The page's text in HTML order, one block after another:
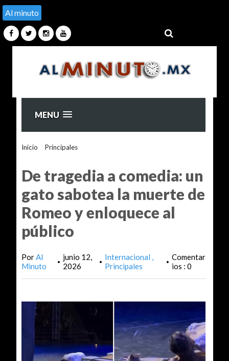
Al minuto
MENU
Inicio Principales>
De tragedia a comedia: un
gato sabotea la muerte de
Romeo y enloquece al
público
PorAl
Minuto
• junio 12,
2026
• Internacional
Principales
• Comentar
ios : 0